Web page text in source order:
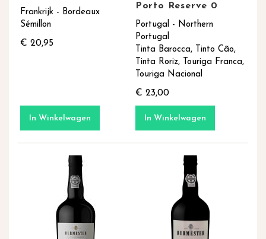
Frankrijk - Bordeaux
Sémillon
€ 20,95
In Winkelwagen
Porto Reserve 0
Portugal - Northern
Portugal
Tinta Barocca, Tinto Cão,
Tinta Roriz, Touriga Franca,
Touriga Nacional
€ 23,00
In Winkelwagen